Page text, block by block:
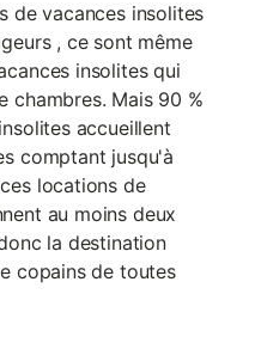
de vacances insolites
, ce sont même
insolites qui
chambres. Mais 90 %
accueillent
comptant jusqu'à
locations de
au moins deux
la destination
copains de toutes